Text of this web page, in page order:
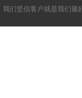
我们坚信客户就是我们最